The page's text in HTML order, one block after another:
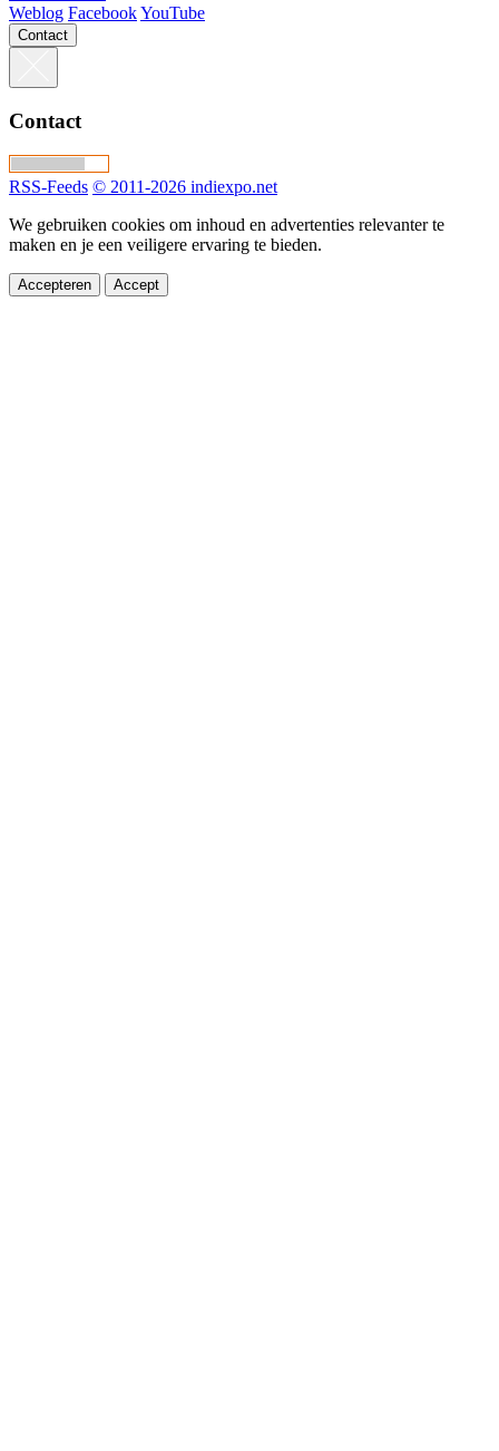
Weblog FacebookYouTube
Contact
Contact
RSS-Feeds © 2011-2026 indiexpo.net
We gebruiken cookies om inhoud en advertenties relevanter te
maken en je een veiligere ervaring te bieden.
Accepteren Accept